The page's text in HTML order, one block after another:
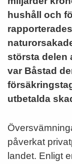
hushåll och
största delen
var Båstad
utbetalda
påverkat
landet. Enligt